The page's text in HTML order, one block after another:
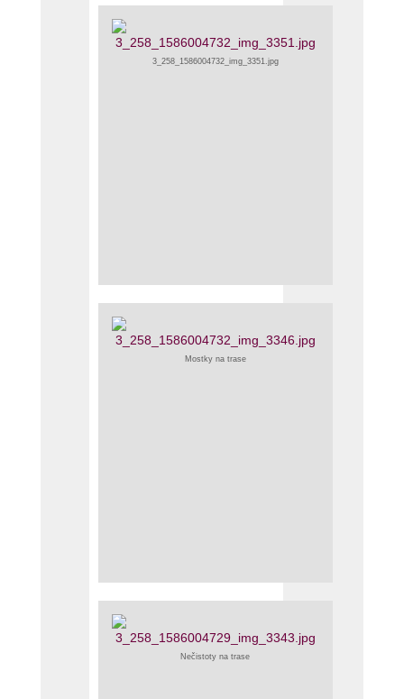
3_258_1586004732_img_3351.jpg
Mostky na trase
Nečistoty na trase